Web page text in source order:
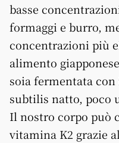
basse
formaggi e burro,
concentrazioni più
alimento
soia fermentata
subtilis natto, poco
Il nostro corpo può
vitamina K2 grazie